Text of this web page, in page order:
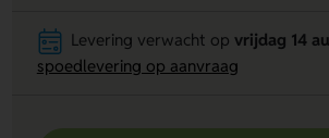
Levering verwacht opvrijdag 14
spoedlevering op aanvraag